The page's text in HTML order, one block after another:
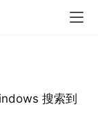
搜索到